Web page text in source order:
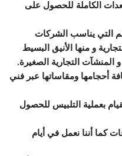
الكاملة للحصول على
التي يناسب الشركات
و منها الأنيق البسيط
المنشآت التجارية الصغيرة.
أحجامها ومقاساتها عبر فني
بعملية التلبيس للحصول
كما أننا نعمل في أيام